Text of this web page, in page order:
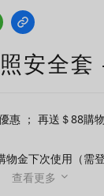
安全套
惠 ； 再送＄88購
金下次使用（需登
查看更多